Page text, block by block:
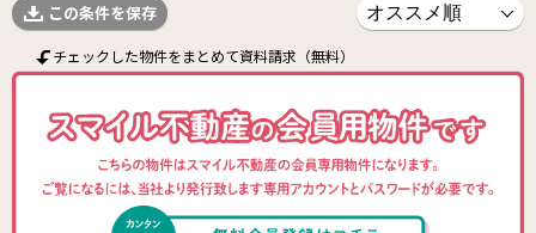
この条件を保存
チェックした物件をまとめて資料請求（無料）